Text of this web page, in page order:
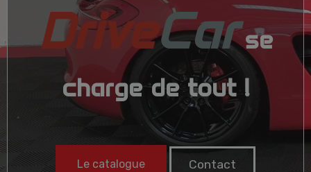
DriveCar se
charge de tout !
Le catalogue Contact